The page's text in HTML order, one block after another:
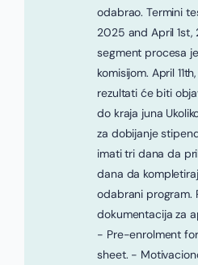
odabrao. Termini
2025 and April
segment procesa
komisijom. April
rezultati će biti
do kraja juna
za dobijanje
imati tri dana da
dana da
odabrani program.
dokumentacija za
- Pre-enrolment
sheet. -